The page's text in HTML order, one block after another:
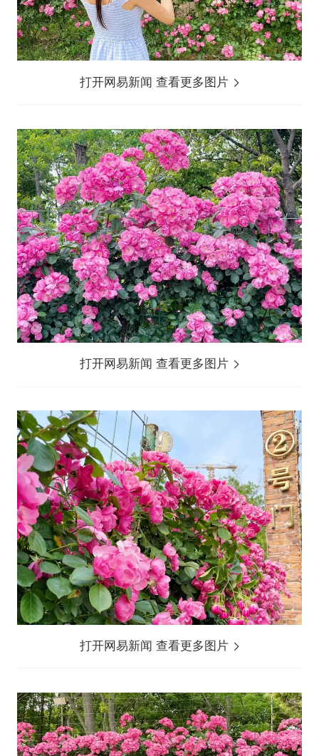
打开网易新闻 查看更多图片
打开网易新闻 查看更多图片
打开网易新闻 查看更多图片